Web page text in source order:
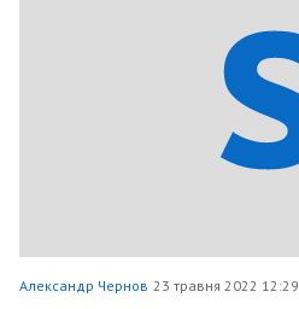
Александр Чернов 23 травня 2022 12:29